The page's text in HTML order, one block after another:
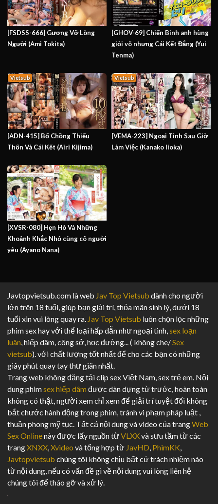
[FSDSS-666] Gương Vỡ Lòng
Người (Ami Tokita)
[GHOV-69] Chiến Binh anh hùng
giỏi võ nhưng Cái Kết Đắng (Yui
Tenma)
[ADN-415] Bố Chồng Thiếu
Thốn Và Cái Kết (Airi Kijima)
Vietsub
[VEMA-223] Ngoại Tình Sau Giờ
Làm Việc (Kanako Iioka)
Vietsub
[XVSR-080] Hẹn Hò Và Những
Khoảnh Khắc Nhỏ cùng cô người
yêu (Ayano Nana)
Javtopvietsub.com là web Jav Top Vietsub dành cho người
lớn trên 18 tuổi, giúp bạn giải trí, thỏa mãn sinh lý, dưới 18
tuổi xin vui lòng quay ra. Jav Top Vietsub luôn chọn lọc những
phim sex hay với thể loại hấp dẫn như ngoại tình,sex loạn
luân, hiếp dâm, công sở, học đường... ( không che/Sex
vietsub). với chất lượng tốt nhất để cho các bạn có những
giây phút quay tay thư giãn nhất.
Trang web không đăng tải clip sex Việt Nam, sex trẻ em. Nội
dung phimsex hiếp dâm được dàn dựng từ trước, hoàn toàn
không có thật, người xem chỉ xem để giải trí tuyệt đối không
bắt chước hành động trong phim, tránh vi phạm pháp luật ,
thuần phong mỹ tục. Tất cả nội dung và video của trangWeb
Sex Onlinenày được lấy nguồn từVLXXvà sưu tầm từ các
trangXNXX,Xvideo và tổng hợp từ JavHD, PhimKK,
Javtopvietsub chúng tôi không chịu bất cứ trách nhiệm nào
từ nội dung, nếu có vấn đề gì về nội dung vui lòng liên hệ
chúng tôi để tháo gỡ và xử lý.